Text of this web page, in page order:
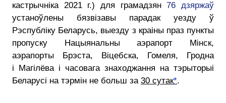
кастрычніка 2021 г.) для грамадзян76 дзяржаў
устаноўлены бязвізавы парадак уезду ў
Рэспубліку Беларусь, выезду з краіны праз пункты
пропуску Нацыянальны аэрапорт Мінск,
аэрапорты Брэста, Віцебска, Гомеля, Гродна
і Магілёва і часовага знаходжання на тэрыторыі
Беларусі на тэрмін не больш за 30 сутак*.